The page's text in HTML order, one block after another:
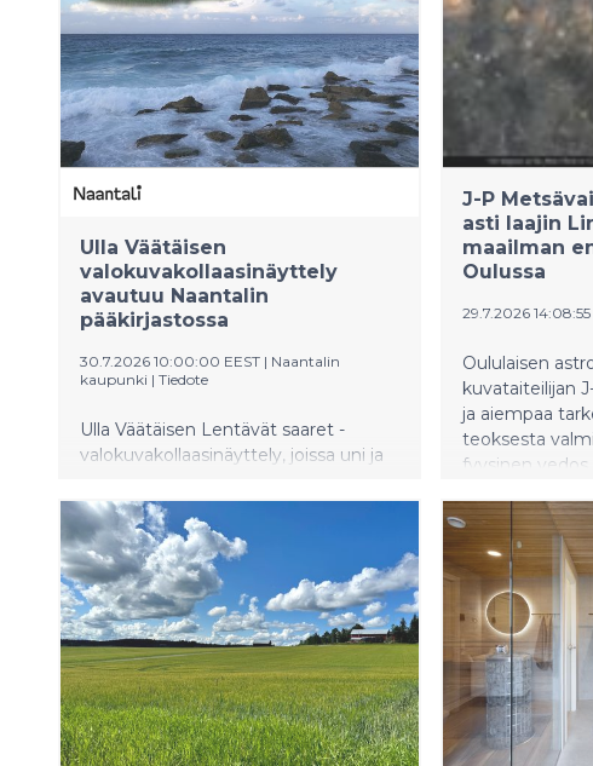
kuvaa
suhdetta
toisen lähelle.
kysyy, voiko
ja rakkauteen
Ulla Väätäisen
valokuvakollaasinäyttely
avautuu Naantalin
pääkirjastossa
30.7.2026 10:00:00 EEST | Naantalin
kaupunki | Tiedote
Ulla Väätäisen Lentävät saaret -
valokuvakollaasinäyttely, joissa uni ja
saarissa on nähtävillä Naantalin
pääkirjastossa 3.–27.8.2026. Näyttelyn
teoksissa saaret saavat vapauden
nousta maiseman yläpuolelle ja
matkata lähes autioissa maisemissa
vailla ihmisiä eri vuoden ja
vuorokauden aikoina.
J-P
asti laajin
maailman
Oulussa
29.7.2026 14:08:55
Oululaisen
kuvataiteilijan
ja aiempaa
teoksesta
fyysinen vedos
Showroomissa
Lähes
perustuu 18
kuva-
valotukseen.